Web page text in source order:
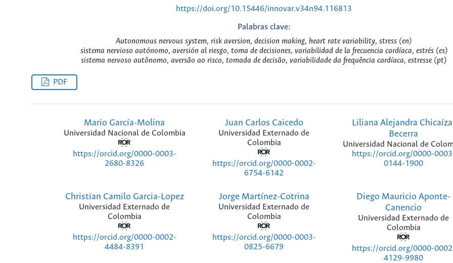
https://doi.org/10.15446/innovar.v34n94.116813
Palabras clave:
Autonomous nervous system, risk aversion, decision making, heart rate variability, stress (en)
sistema nervioso autónomo, aversión al riesgo, toma de decisiones, variabilidad de la frecuencia cardíaca, estrés (es)
sistema nervoso autônomo, aversão ao risco, tomada de decisão, variabilidade da frequência cardíaca, estresse (pt)
PDF
Mario García-Molina
Universidad Nacional de Colombia
https://orcid.org/0000-0003-
2680-8326
Juan Carlos Caicedo
Universidad Externado de
Colombia
https://orcid.org/0000-0002-
6754-6142
Liliana Alejandra
Becerra
Universidad Nacional de
https://orcid.org/0000-
0144-1900
Christian Camilo Garcia-Lopez
Universidad Externado de
Colombia
https://orcid.org/0000-0002-
4484-8391
Jorge Martínez-Cotrina
Universidad Externado de
Colombia
https://orcid.org/0000-0003-
0825-6679
Diego Mauricio Aponte-
Canencio
Universidad Externado de
Colombia
https://orcid.org/0000-
4129-9980